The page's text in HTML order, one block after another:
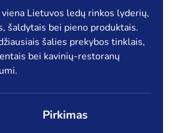
viena Lietuvos ledų rinkos lyderių,
šaldytais bei pieno produktais.
šalies prekybos tinklais,
bei kavinių-restoranų
Pirkimas